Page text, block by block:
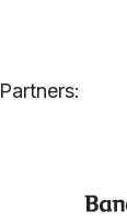
Partners: